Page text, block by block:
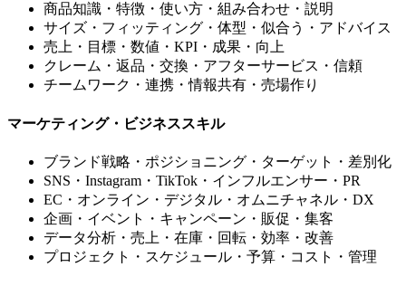
商品知識・特徴・使い方・組み合わせ・説明
サイズ・フィッティング・体型・似合う・アドバイス
売上・目標・数値・KPI・成果・向上
クレーム・返品・交換・アフターサービス・信頼
チームワーク・連携・情報共有・売場作り
マーケティング・ビジネススキル
ブランド戦略・ポジショニング・ターゲット・差別化
SNS・Instagram・TikTok・インフルエンサー・PR
EC・オンライン・デジタル・オムニチャネル・DX
企画・イベント・キャンペーン・販促・集客
データ分析・売上・在庫・回転・効率・改善
プロジェクト・スケジュール・予算・コスト・管理